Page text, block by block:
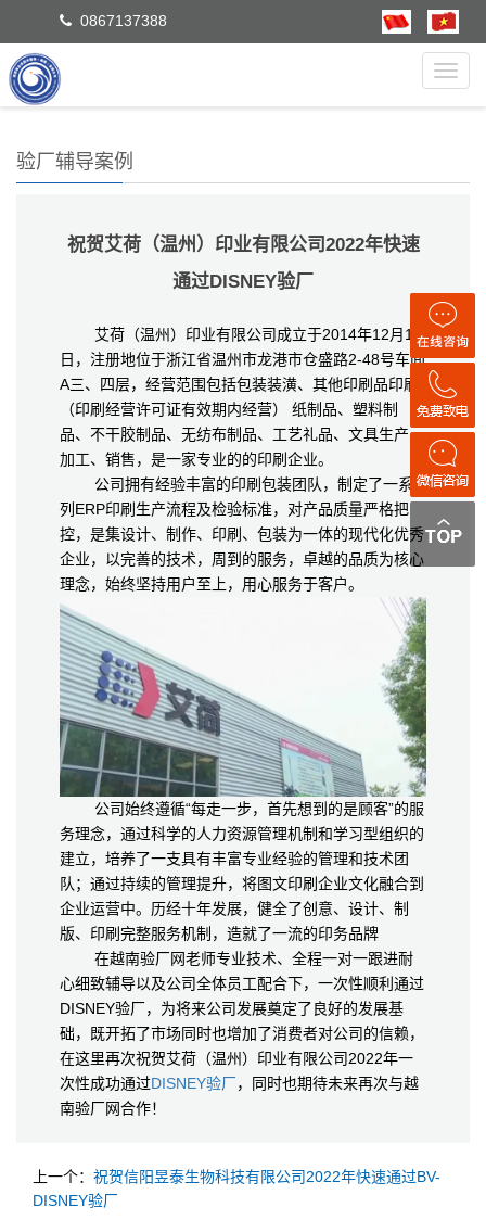
0867137388
验厂辅导案例
祝贺艾荷（温州）印业有限公司2022年快速
通过DISNEY验厂
艾荷（温州）印业有限公司成立于2014年12月12
日，注册地位于浙江省温州市龙港市仓盛路2-48号车间
A三、四层，经营范围包括包装装潢、其他印刷品印刷
（印刷经营许可证有效期内经营） 纸制品、塑料制
品、不干胶制品、无纺布制品、工艺礼品、文具生产、
加工、销售，是一家专业的的印刷企业。
公司拥有经验丰富的印刷包装团队，制定了一系
列ERP印刷生产流程及检验标准，对产品质量严格把
控，是集设计、制作、印刷、包装为一体的现代化优秀
企业，以完善的技术，周到的服务，卓越的品质为核心
理念，始终坚持用户至上，用心服务于客户。
公司始终遵循“每走一步，首先想到的是顾客”的服
务理念，通过科学的人力资源管理机制和学习型组织的
建立，培养了一支具有丰富专业经验的管理和技术团
队；通过持续的管理提升，将图文印刷企业文化融合到
企业运营中。历经十年发展，健全了创意、设计、制
版、印刷完整服务机制，造就了一流的印务品牌
在越南验厂网老师专业技术、全程一对一跟进耐
心细致辅导以及公司全体员工配合下，一次性顺利通过
DISNEY验厂，为将来公司发展奠定了良好的发展基
础，既开拓了市场同时也增加了消费者对公司的信赖，
在这里再次祝贺艾荷（温州）印业有限公司2022年一
次性成功通过DISNEY验厂，同时也期待未来再次与越
南验厂网合作！
上一个： 祝贺信阳昱泰生物科技有限公司2022年快速通过BV-
DISNEY验厂